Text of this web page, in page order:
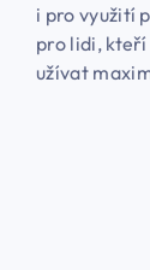
i pro využití
pro lidi,
užívat